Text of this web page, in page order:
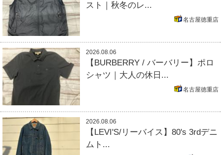
スト｜秋冬のレ...
名古屋徳重店
2026.08.06
【BURBERRY / バーバリー】ポロ
シャツ｜大人の休日...
名古屋徳重店
2026.08.06
【LEVI'S/リーバイス】80's 3rdデニ
ムト...